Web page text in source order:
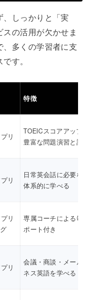
、しっかりと「実
の活用が欠かせま
、多くの学習者に支
す。
特徴
リ
TOEICスコアアップ
豊富な問題演習と講
リ
日常英会話に必要な
体系的に学べる
リ
専属コーチによる毎
ポート付き
リ
会議・商談・メール
ネス英語を学べる